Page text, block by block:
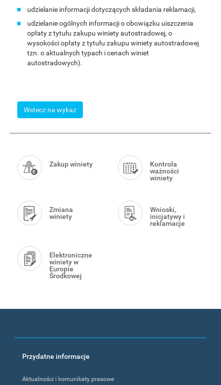
udzielanie informacji dotyczących składania reklamacji,
udzielanie ogólnych informacji o obowiązku uiszczenia
opłaty z tytułu zakupu winiety autostradowej, o
wysokości opłaty z tytułu zakupu winiety autostradowej
tzn. o aktualnych typach i cenach winiet
autostradowych).
Wstecz na wykaz
Menu
Zakup winiety
Kontrola
ważności
winiety
Zmiana
winiety
Wnioski,
inicjatywy i
reklamacje
Elektroniczne
winiety w
Europie
Środkowej
Footer
Przydatne informacje
Aktualności i komunikaty prasowe